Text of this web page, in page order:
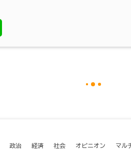
政治 経済 社会 オピニオン マル